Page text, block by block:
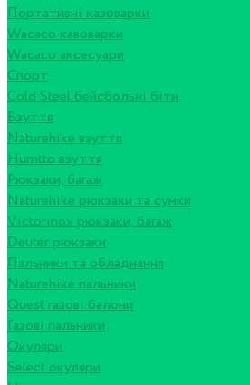
Портативні кавоварки
Wacaco кавоварки
Wacaco аксесуари
Спорт
Cold Steel бейсбольні біти
Взуття
Naturehike взуття
Humtto взуття
Рюкзаки, багаж
Naturehike рюкзаки та сумки
Victorinox рюкзаки, багаж
Deuter рюкзаки
Пальники та обладнання
Naturehike пальники
Quest газові балони
Газові пальники
Окуляри
Select окуляри